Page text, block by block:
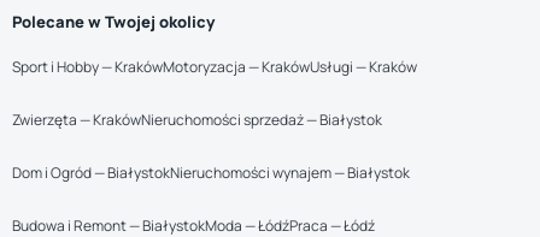
Polecane w Twojej okolicy
Sport i Hobby — KrakówMotoryzacja — KrakówUsługi — Kraków
Zwierzęta — KrakówNieruchomości sprzedaż — Białystok
Dom i Ogród — BiałystokNieruchomości wynajem — Białystok
Budowa i Remont — BiałystokModa — ŁódźPraca — Łódź